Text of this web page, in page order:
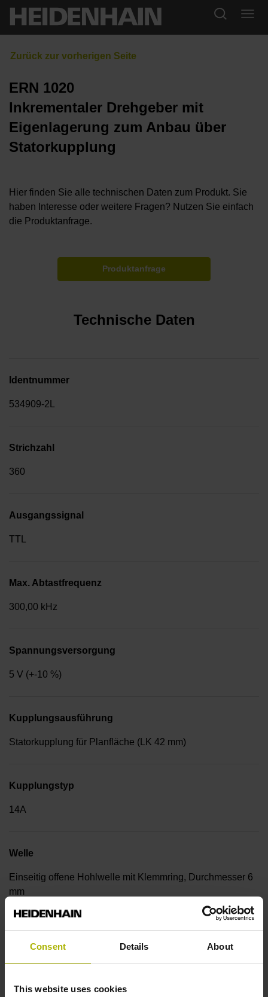
Consent Details About
This website uses cookies
ERN 1020
Inkrementaler Drehgeber mit
Eigenlagerung zum Anbau über
Statorkupplung
Hier finden Sie alle technischen Daten zum Produkt. Sie
haben Interesse oder weitere Fragen? Nutzen Sie einfach
die Produktanfrage.
Produktanfrage
Technische Daten
Identnummer
534909-2L
Strichzahl
360
Ausgangssignal
TTL
Max. Abtastfrequenz
300,00 kHz
Spannungsversorgung
5 V (+-10 %)
Kupplungsausführung
Statorkupplung für Planfläche (LK 42 mm)
Kupplungstyp
14A
Welle
Einseitig offene Hohlwelle mit Klemmring, Durchmesser 6
mm